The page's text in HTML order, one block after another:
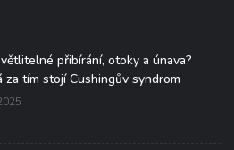
přibírání, otoky a únava?
za tím stojí Cushingův syndrom